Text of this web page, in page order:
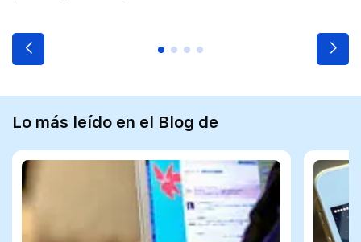
Lo más leído en el Blog de